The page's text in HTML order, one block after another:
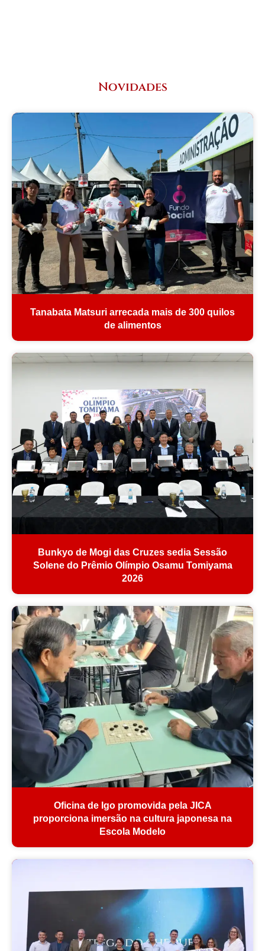
Novidades
Tanabata Matsuri arrecada mais de 300 quilos
de alimentos
Bunkyo de Mogi das Cruzes sedia Sessão
Solene do Prêmio Olímpio Osamu Tomiyama
2026
Oficina de Igo promovida pela JICA
proporciona imersão na cultura japonesa na
Escola Modelo